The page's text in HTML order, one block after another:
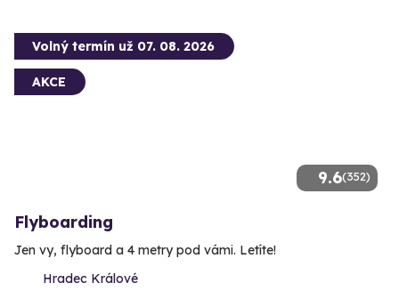
9.6(352)
Volný termín už 07. 08. 2026
AKCE
Flyboarding
Jen vy, flyboard a 4 metry pod vámi. Letíte!
Hradec Králové